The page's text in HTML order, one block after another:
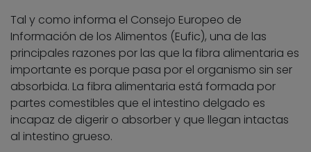
Tal y como informa el Consejo Europeo de
Información de los Alimentos (Eufic), una de las
principales razones por las que la fibra alimentaria es
importante es porque pasa por el organismo sin ser
absorbida. La fibra alimentaria está formada por
partes comestibles que el intestino delgado es
incapaz de digerir o absorber y que llegan intactas
al intestino grueso.